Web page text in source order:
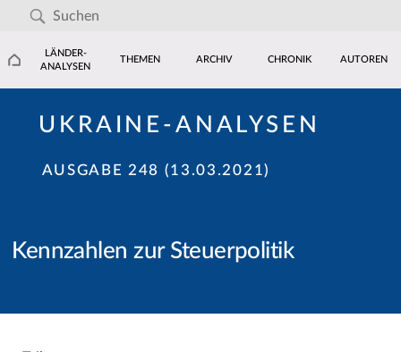
LÄNDER-
ANALYSEN
THEMEN ARCHIV CHRONIK AUTOREN
UKRAINE-ANALYSEN
AUSGABE 248 (13.03.2021)
Kennzahlen zur Steuerpolitik